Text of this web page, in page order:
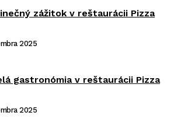
zážitok v reštaurácii Pizza
2025
gastronómia v reštaurácii Pizza
2025